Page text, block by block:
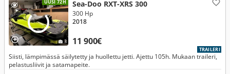
UUSI 72H
3
Sea-Doo RXT-XRS 300
11 900€
300 Hp
2018
TRAILERI
Siisti, lämpimässä säilytetty ja huollettu jetti. Ajettu 105h. Mukaan traileri,
pelastusliivit ja satamapeite.